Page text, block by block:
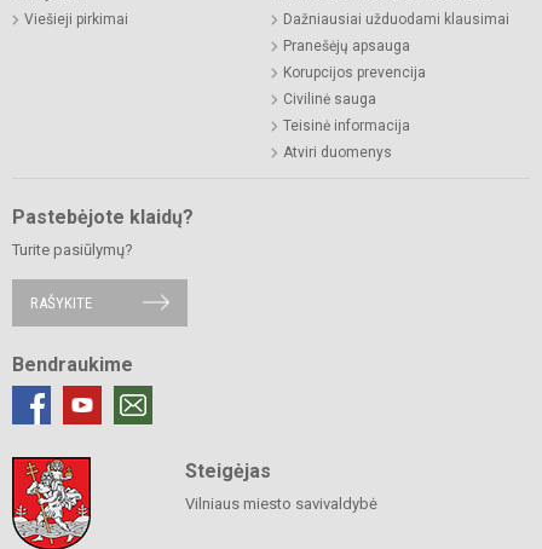
Viešieji pirkimai
Dažniausiai užduodami klausimai
Pranešėjų apsauga
Korupcijos prevencija
Civilinė sauga
Teisinė informacija
Atviri duomenys
Pastebėjote klaidų?
Turite pasiūlymų?
RAŠYKITE
Bendraukime
Steigėjas
Vilniaus miesto savivaldybė